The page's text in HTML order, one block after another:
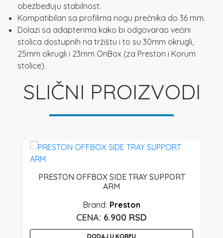
obezbeđuju stabilnost.
Kompatibilan sa profilima nogu prečnika do 36 mm.
Dolazi sa adapterima kako bi odgovarao većini
stolica dostupnih na tržištu i to su 30mm okrugli,
25mm okrugli i 23mm OnBox (za Preston i Korum
stolice).
SLIČNI PROIZVODI
PRESTON OFFBOX SIDE TRAY SUPPORT
ARM
Preston
6.900 RSD
DODAJ U KORPU